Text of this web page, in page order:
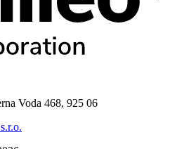
Voda 468, 925 06